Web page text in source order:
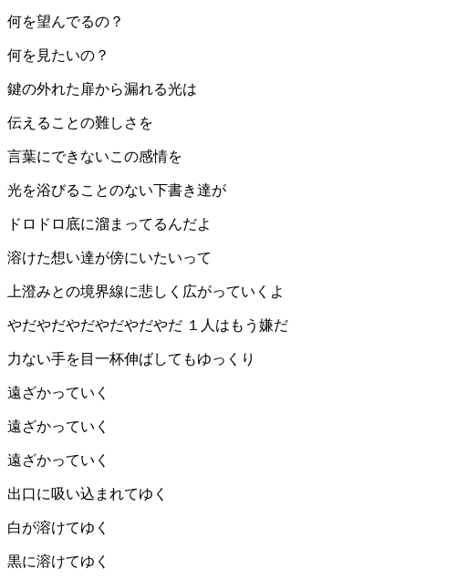
何を望んでるの？
何を見たいの？
鍵の外れた扉から漏れる光は
伝えることの難しさを
言葉にできないこの感情を
光を浴びることのない下書き達が
ドロドロ底に溜まってるんだよ
溶けた想い達が傍にいたいって
上澄みとの境界線に悲しく広がっていくよ
やだやだやだやだやだやだ １人はもう嫌だ
力ない手を目一杯伸ばしてもゆっくり
遠ざかっていく
遠ざかっていく
遠ざかっていく
出口に吸い込まれてゆく
白が溶けてゆく
黒に溶けてゆく